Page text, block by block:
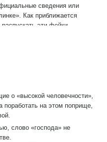
сведения или
Как приближается
эти фейки.
что все это просто
их распространению. Не пора
принятия законов?
свой пенсион.
о «высокой человечности»,
поработать на этом поприще,
слово «господа» не